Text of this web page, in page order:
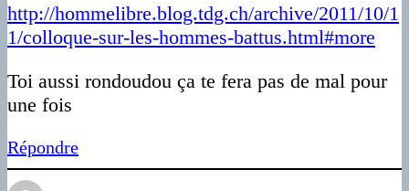
http://hommelibre.blog.tdg.ch/archive/2011/10/1
1/colloque-sur-les-hommes-battus.html#more
Toi aussi rondoudou ça te fera pas de mal pour
une fois
Répondre